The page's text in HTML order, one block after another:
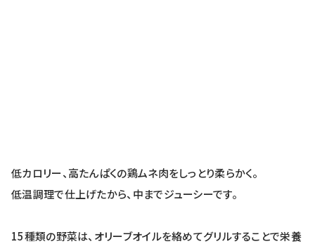
低カロリー、高たんぱくの鶏ムネ肉をしっとり柔らかく。
低温調理で仕上げたから、中までジューシーです。
15種類の野菜は、オリーブオイルを絡めてグリルすることで栄養